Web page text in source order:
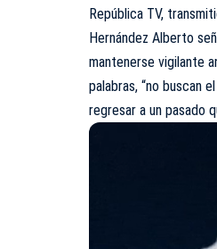
República TV,
Hernández Alberto
mantenerse vigilante
palabras, “no buscan
regresar a un pasado